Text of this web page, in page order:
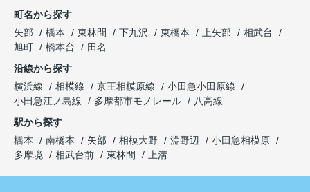
町名から探す
矢部
橋本 東林間 下九沢 東橋本 上矢部
相武台
旭町
橋本台
田名
沿線から探す
横浜線
相模線 京王相模原線
小田急小田原線
小田急江ノ島線
多摩都市モノレール
八高線
駅から探す
橋本
南橋本 矢部 相模大野 淵野辺
小田急相模原
多摩境
相武台前 東林間 上溝